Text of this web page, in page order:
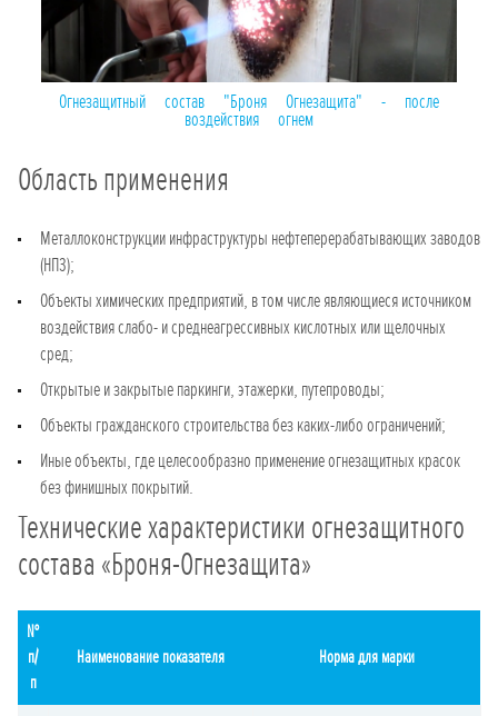
Огнезащитный состав "Броня Огнезащита" - после
воздействия огнем
Область применения
Металлоконструкции инфраструктуры нефтеперерабатывающих заводов
(НПЗ);
Объекты химических предприятий, в том числе являющиеся источником
воздействия слабо- и среднеагрессивных кислотных или щелочных
сред;
Открытые и закрытые паркинги, этажерки, путепроводы;
Объекты гражданского строительства без каких-либо ограничений;
Иные объекты, где целесообразно применение огнезащитных красок
без финишных покрытий.
Технические характеристики огнезащитного
состава «Броня-Огнезащита»
№
п/
п
Наименование показателя Норма для марки